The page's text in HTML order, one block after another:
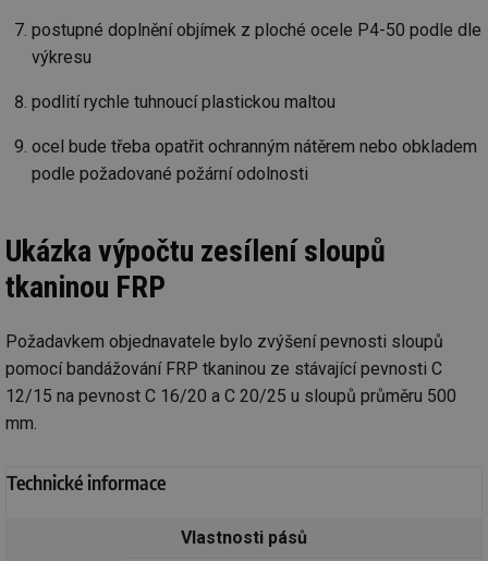
postupné doplnění objímek z ploché ocele P4-50 podle dle
výkresu
podlití rychle tuhnoucí plastickou maltou
ocel bude třeba opatřit ochranným nátěrem nebo obkladem
podle požadované požární odolnosti
Ukázka výpočtu zesílení sloupů
tkaninou FRP
Požadavkem objednavatele bylo zvýšení pevnosti sloupů
pomocí bandážování FRP tkaninou ze stávající pevnosti C
12/15 na pevnost C 16/20 a C 20/25 u sloupů průměru 500
mm.
Technické informace
Vlastnosti pásů